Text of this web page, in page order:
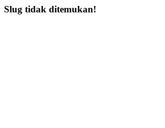
Slug tidak ditemukan!